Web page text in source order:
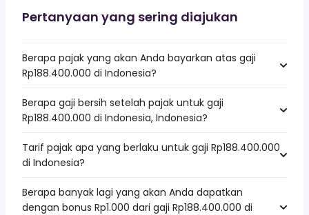
Pertanyaan yang sering diajukan
Berapa pajak yang akan Anda bayarkan atas gaji
Rp188.400.000 di Indonesia?
Berapa gaji bersih setelah pajak untuk gaji
Rp188.400.000 di Indonesia, Indonesia?
Tarif pajak apa yang berlaku untuk gaji Rp188.400.000
di Indonesia?
Berapa banyak lagi yang akan Anda dapatkan
dengan bonus Rp1.000 dari gaji Rp188.400.000 di